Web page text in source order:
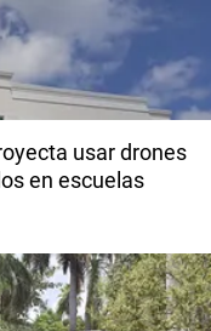
usar drones
en escuelas